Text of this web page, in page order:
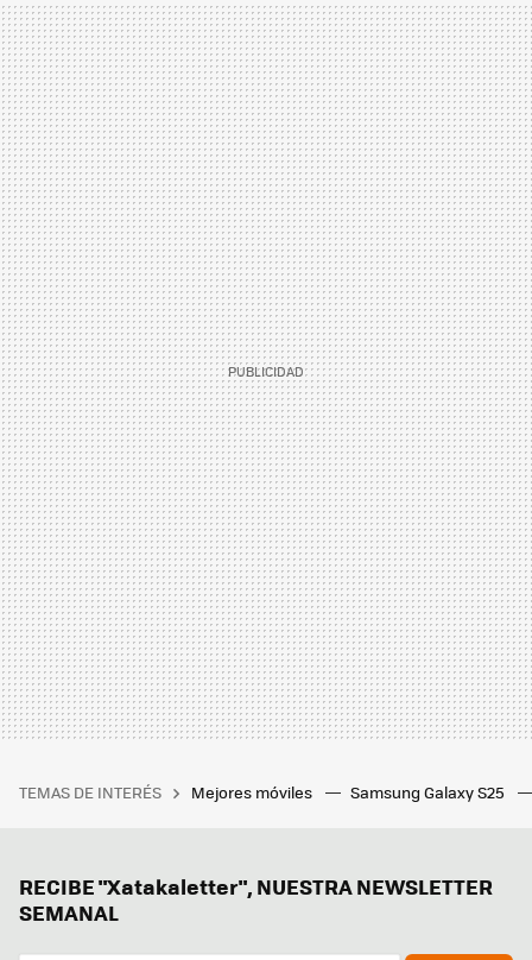
TEMAS DE INTERÉS Mejores móviles Samsung Galaxy S25
RECIBE "Xatakaletter", NUESTRA NEWSLETTER
SEMANAL